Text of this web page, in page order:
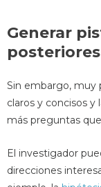
Generar
posteriores
Sin embargo, muy
claros y concisos y
más preguntas
El investigador
direcciones